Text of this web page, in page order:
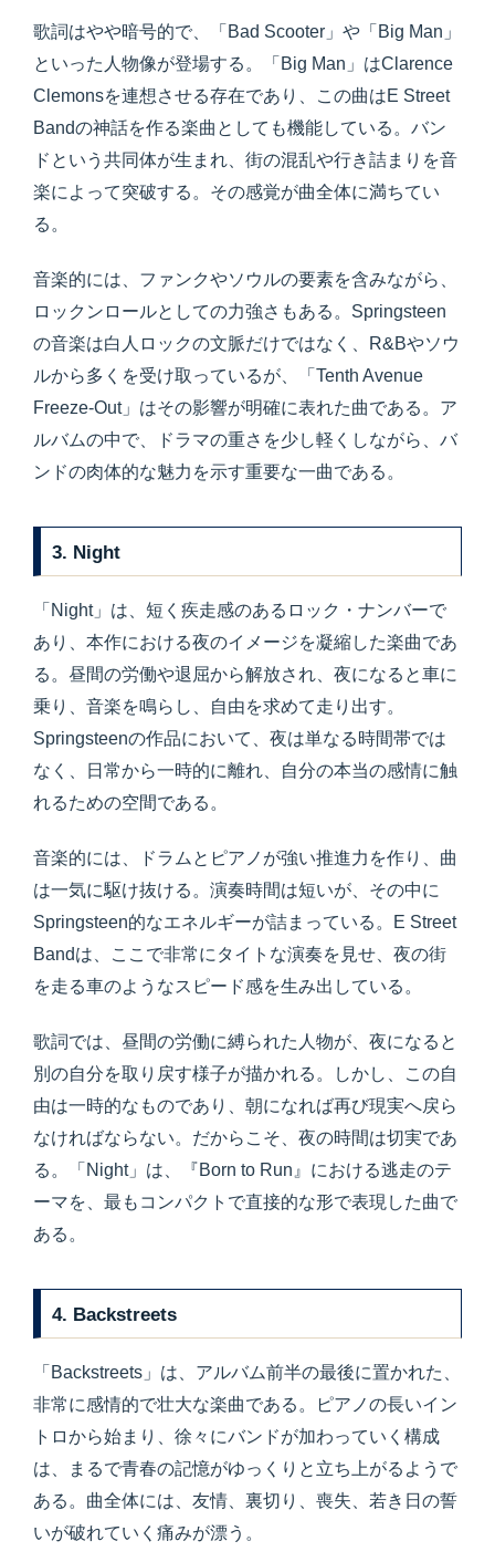
歌詞はやや暗号的で、「Bad Scooter」や「Big Man」
といった人物像が登場する。「Big Man」はClarence
Clemonsを連想させる存在であり、この曲はE Street
Bandの神話を作る楽曲としても機能している。バン
ドという共同体が生まれ、街の混乱や行き詰まりを音
楽によって突破する。その感覚が曲全体に満ちてい
る。
音楽的には、ファンクやソウルの要素を含みながら、
ロックンロールとしての力強さもある。Springsteen
の音楽は白人ロックの文脈だけではなく、R&Bやソウ
ルから多くを受け取っているが、「Tenth Avenue
Freeze-Out」はその影響が明確に表れた曲である。ア
ルバムの中で、ドラマの重さを少し軽くしながら、バ
ンドの肉体的な魅力を示す重要な一曲である。
3. Night
「Night」は、短く疾走感のあるロック・ナンバーで
あり、本作における夜のイメージを凝縮した楽曲であ
る。昼間の労働や退屈から解放され、夜になると車に
乗り、音楽を鳴らし、自由を求めて走り出す。
Springsteenの作品において、夜は単なる時間帯では
なく、日常から一時的に離れ、自分の本当の感情に触
れるための空間である。
音楽的には、ドラムとピアノが強い推進力を作り、曲
は一気に駆け抜ける。演奏時間は短いが、その中に
Springsteen的なエネルギーが詰まっている。E Street
Bandは、ここで非常にタイトな演奏を見せ、夜の街
を走る車のようなスピード感を生み出している。
歌詞では、昼間の労働に縛られた人物が、夜になると
別の自分を取り戻す様子が描かれる。しかし、この自
由は一時的なものであり、朝になれば再び現実へ戻ら
なければならない。だからこそ、夜の時間は切実であ
る。「Night」は、『Born to Run』における逃走のテ
ーマを、最もコンパクトで直接的な形で表現した曲で
ある。
4. Backstreets
「Backstreets」は、アルバム前半の最後に置かれた、
非常に感情的で壮大な楽曲である。ピアノの長いイン
トロから始まり、徐々にバンドが加わっていく構成
は、まるで青春の記憶がゆっくりと立ち上がるようで
ある。曲全体には、友情、裏切り、喪失、若き日の誓
いが破れていく痛みが漂う。